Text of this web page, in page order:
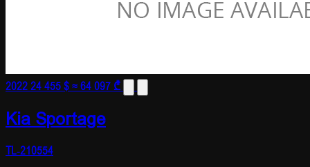
202224 455 $≈ 64 097 ₾
Kia Sportage
TL-210554